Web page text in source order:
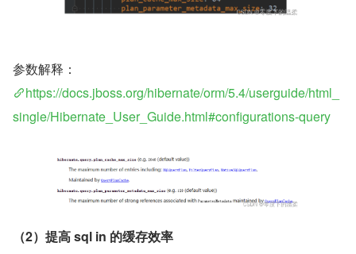
参数解释：
https://docs.jboss.org/hibernate/orm/5.4/userguide/html_
single/Hibernate_User_Guide.html#configurations-query
（2）提高 sql in 的缓存效率